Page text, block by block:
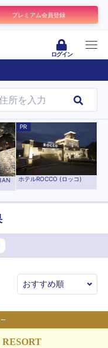
プレミアム会員登録
ログイン
PR
ホテルROCCO (ロッコ)